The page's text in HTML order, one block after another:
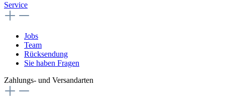
Service
Jobs
Team
Rücksendung
Sie haben Fragen
Zahlungs- und Versandarten